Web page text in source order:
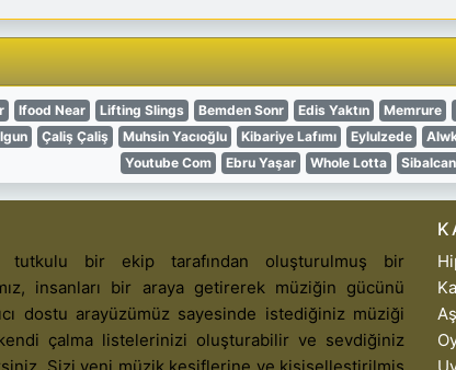
Ifood Near Lifting Slings Bemden Sonr Edis Yaktın Memrure
Çaliş Çaliş Muhsin Yacıoğlu Kibariye Lafımı Eylulzede
Youtube Com
Ebru Yaşar Whole Lotta
tutkulu bir ekip tarafından oluşturulmuş bir
insanları bir araya getirerek müziğin gücünü
dostu arayüzümüz sayesinde istediğiniz müziği
çalma listelerinizi oluşturabilir ve sevdiğiniz